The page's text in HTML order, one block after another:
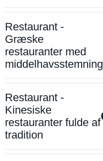
Restaurant -
Græske
restauranter med
middelhavsstemning
Restaurant -
Kinesiske
restauranter fulde af
tradition